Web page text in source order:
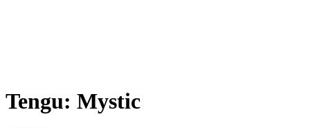
Tengu: Mystic